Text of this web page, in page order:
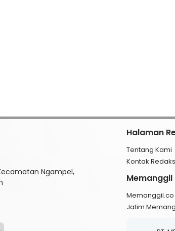
Ngampel,
Halaman
Tentang Kami
Kontak
Memanggil.co
Jatim